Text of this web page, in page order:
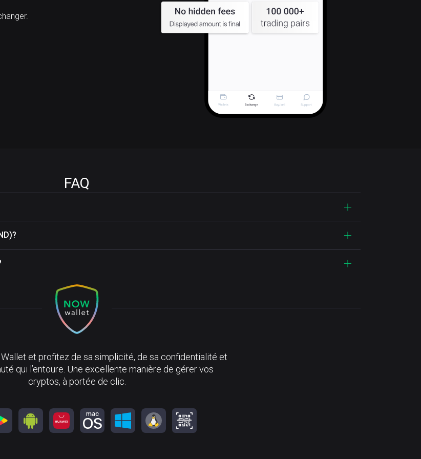
FAQ
et profitez de sa simplicité, de sa confidentialité et
qui l’entoure. Une excellente manière de gérer vos
cryptos, à portée de clic.